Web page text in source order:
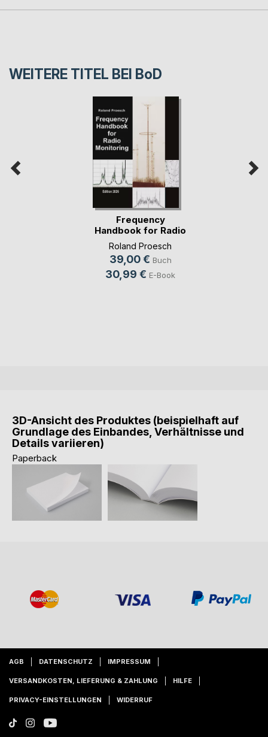
WEITERE TITEL BEI BoD
Frequency
Handbook for Radio
Monit(...)
Roland Proesch
39,00 € Buch
30,99 € E-Book
3D-Ansicht des Produktes (beispielhaft auf
Grundlage des Einbandes, Verhältnisse und
Details variieren)
Paperback
AGB DATENSCHUTZ IMPRESSUM
VERSANDKOSTEN, LIEFERUNG & ZAHLUNG HILFE
PRIVACY-EINSTELLUNGEN WIDERRUF